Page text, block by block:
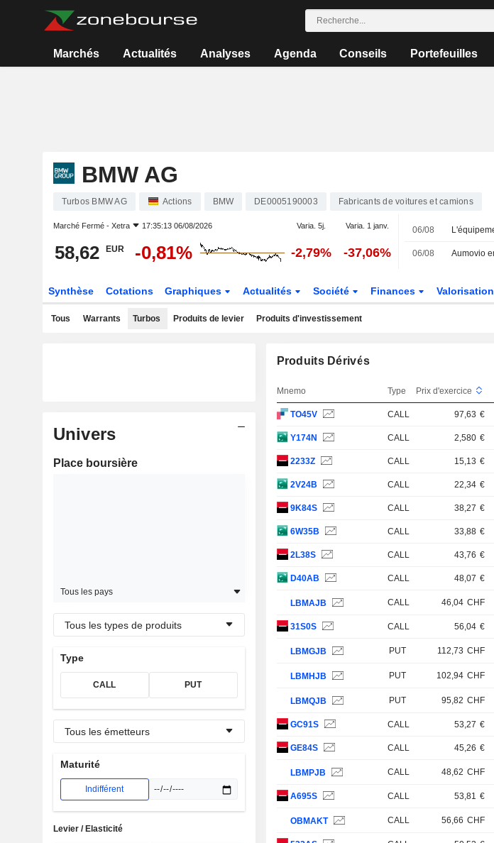
Marchés Actualités Analyses Agenda Conseils Portefeuilles
BMW AG
Turbos BMW AG Actions BMW DE0005190003 Fabricants de voitures et camions
Marché Fermé - Xetra 17:35:13 06/08/2026 Varia. 5j. Varia. 1 janv.
58,62 EUR -0,81% -2,79% -37,06%
06/08
06/08
Synthèse Cotations Graphiques Actualités Société Finances Valorisation
Tous Warrants Turbos Produits de levier Produits d'investissement
Univers
Place boursière
Tous les pays
Tous les types de produits
Type
CALL PUT
Tous les émetteurs
Maturité
Indifférent
Levier / Elasticité
Produits Dérivés
Mnemo Type Prix d'exercice
TO45V CALL 97,63 €
Y174N CALL 2,580 €
2233Z CALL 15,13 €
2V24B CALL 22,34 €
9K84S CALL 38,27 €
6W35B CALL 33,88 €
2L38S CALL 43,76 €
D40AB CALL 48,07 €
LBMAJB CALL 46,04 CHF
31S0S CALL 56,04 €
LBMGJB PUT 112,73 CHF
LBMHJB PUT 102,94 CHF
LBMQJB PUT 95,82 CHF
GC91S CALL 53,27 €
GE84S CALL 45,26 €
LBMPJB CALL 48,62 CHF
A695S CALL 53,81 €
OBMAKT CALL 56,66 CHF